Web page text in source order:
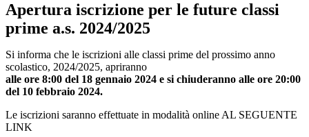
Apertura iscrizione per le future classi
prime a.s. 2024/2025
Si informa che le iscrizioni alle classi prime del prossimo anno
scolastico, 2024/2025, apriranno
alle ore 8:00 del 18 gennaio 2024 e si chiuderanno alle ore 20:00
del 10 febbraio 2024.
Le iscrizioni saranno effettuate in modalità online AL SEGUENTE
LINK